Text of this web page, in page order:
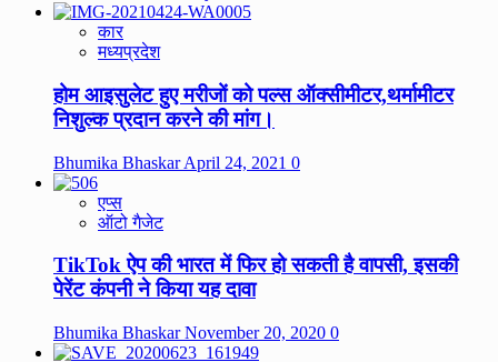
कार
मध्यप्रदेश
होम आइसुलेट हुए मरीजों को पल्स ऑक्सीमीटर,थर्मामीटर
निशुल्क प्रदान करने की मांग।
Bhumika BhaskarApril 24, 2021 0
एप्स
ऑटो गैजेट
TikTok ऐप की भारत में फिर हो सकती है वापसी, इसकी
पेरेंट कंपनी ने किया यह दावा
Bhumika BhaskarNovember 20, 2020 0